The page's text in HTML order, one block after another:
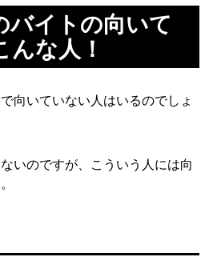
バイトの向いて
な人！
向いていない人はいるのでしょ
いのですが、こういう人には向